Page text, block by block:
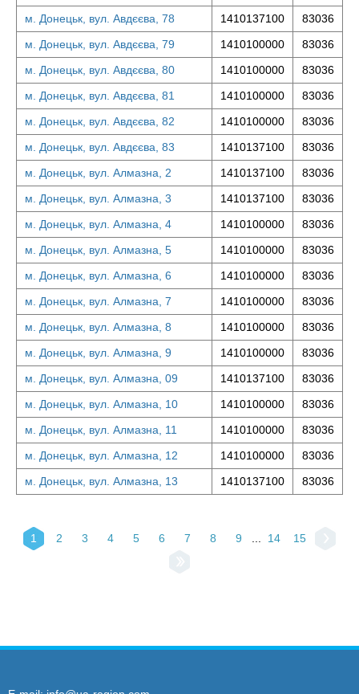
м. Донецьк, вул. Авдєєва, 78
1410137100
83036
м. Донецьк, вул. Авдєєва, 79
1410100000
83036
м. Донецьк, вул. Авдєєва, 80
1410100000
83036
м. Донецьк, вул. Авдєєва, 81
1410100000
83036
м. Донецьк, вул. Авдєєва, 82
1410100000
83036
м. Донецьк, вул. Авдєєва, 83
1410137100
83036
м. Донецьк, вул. Алмазна, 2
1410137100
83036
м. Донецьк, вул. Алмазна, 3
1410137100
83036
м. Донецьк, вул. Алмазна, 4
1410100000
83036
м. Донецьк, вул. Алмазна, 5
1410100000
83036
м. Донецьк, вул. Алмазна, 6
1410100000
83036
м. Донецьк, вул. Алмазна, 7
1410100000
83036
м. Донецьк, вул. Алмазна, 8
1410100000
83036
м. Донецьк, вул. Алмазна, 9
1410100000
83036
м. Донецьк, вул. Алмазна, 09
1410137100
83036
м. Донецьк, вул. Алмазна, 10
1410100000
83036
м. Донецьк, вул. Алмазна, 11
1410100000
83036
м. Донецьк, вул. Алмазна, 12
1410100000
83036
м. Донецьк, вул. Алмазна, 13
1410137100 83036
1 2 3 4 5 6 7 8 9 14 15